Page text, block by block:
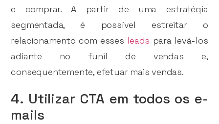
e comprar. A partir de uma estratégia
segmentada, é possível estreitar o
relacionamento com esses leads para levá-los
adiante no funil de vendas e,
consequentemente, efetuar mais vendas.
4. Utilizar CTA em todos os e-
mails